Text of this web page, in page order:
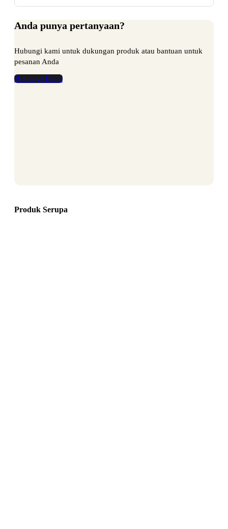
Anda punya pertanyaan?
Hubungi kami untuk dukungan produk atau bantuan untuk
pesanan Anda
Hubungi Kami
Produk Serupa